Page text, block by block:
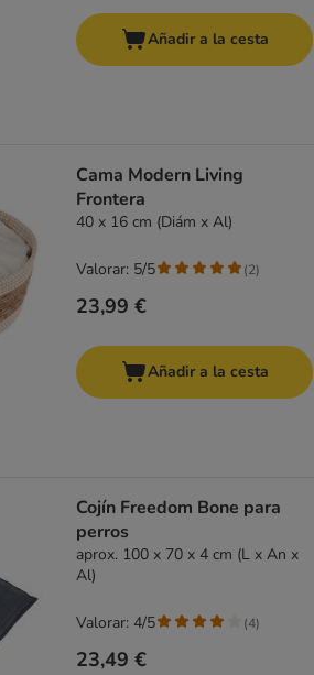
Añadir a la cesta
Cama Modern Living
Frontera
40 x 16 cm (Diám x Al)
23,99 €
Valorar: 5/5 (2)
Añadir a la cesta
Cojín Freedom Bone para
perros
aprox. 100 x 70 x 4 cm (L x An x
Al)
23,49 €
Valorar: 4/5 (4)